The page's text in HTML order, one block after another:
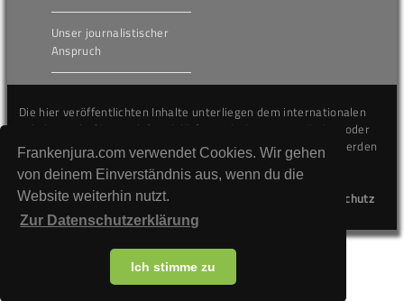
Frankenjura.com verwendet Cookies. Wir gehen
von deinem Einverständnis aus, wenn du die
Website weiterhin nutzt.
Zur Datenschutzerklärung
Ich stimme zu
Unser journalistischer
Anspruch
Die hier veröffentlichten Inhalte unterliegen dem internationalen
Urheberrecht (Copyright) und dürfen nicht kopiert, verändert oder
unverändert wiederveröffentlicht werden. Gegen Verstöße werden
wir auf juristischem Wege vorgehen.
Datenschutz